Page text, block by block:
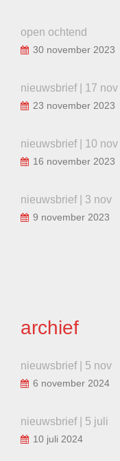
open ochtend
30 november 2023
nieuwsbrief | 17 nov
23 november 2023
nieuwsbrief | 10 nov
16 november 2023
nieuwsbrief | 3 nov
9 november 2023
archief
nieuwsbrief | 5 nov
6 november 2024
nieuwsbrief | 5 juli
10 juli 2024